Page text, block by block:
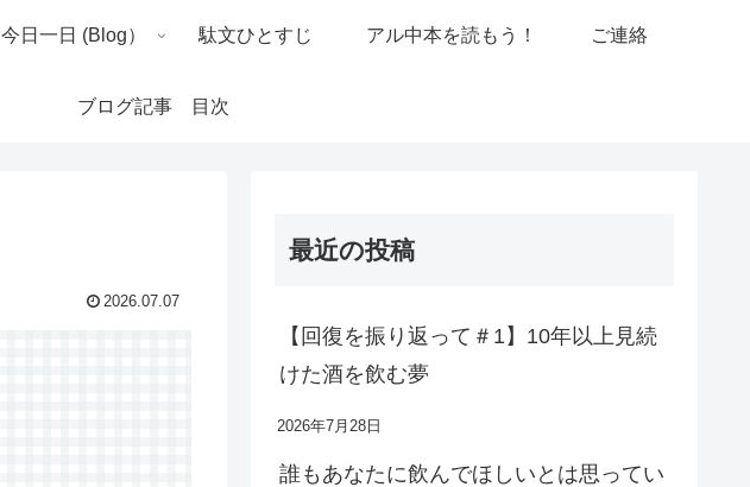
今日一日 (Blog） 駄文ひとすじ アル中本を読もう！ ご連絡
ブログ記事 目次
2026.07.07
最近の投稿
【回復を振り返って＃1】10年以上見続
けた酒を飲む夢
2026年7月28日
誰もあなたに飲んでほしいとは思ってい